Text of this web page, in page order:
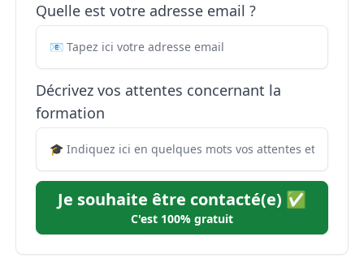
Quelle est votre adresse email ?
Décrivez vos attentes concernant la
formation
Je souhaite être contacté(e) ✅
C'est 100% gratuit